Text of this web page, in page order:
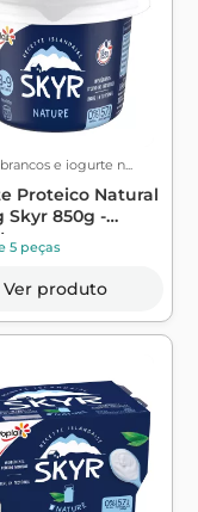
e iogurte n...
Proteico Natural
Skyr 850g -
5 peças
Ver produto